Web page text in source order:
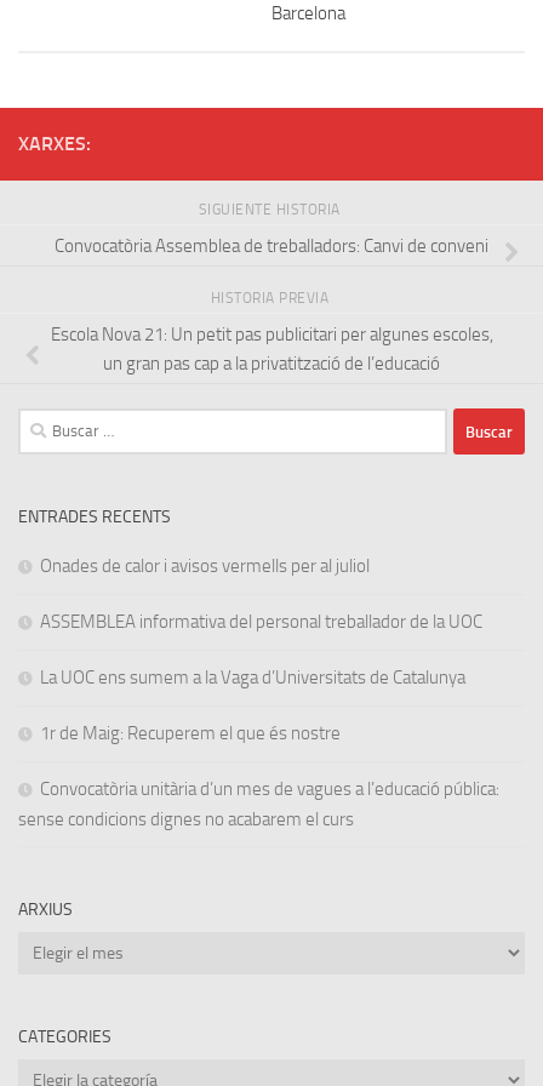
Barcelona
XARXES:
SIGUIENTE HISTORIA
Convocatòria Assemblea de treballadors: Canvi de conveni
HISTORIA PREVIA
Escola Nova 21: Un petit pas publicitari per algunes escoles,
un gran pas cap a la privatització de l’educació
Buscar:
ENTRADES RECENTS
Onades de calor i avisos vermells per al juliol
ASSEMBLEA informativa del personal treballador de la UOC
La UOC ens sumem a la Vaga d’Universitats de Catalunya
1r de Maig: Recuperem el que és nostre
Convocatòria unitària d’un mes de vagues a l’educació pública:
sense condicions dignes no acabarem el curs
ARXIUS
Arxius
CATEGORIES
Categories